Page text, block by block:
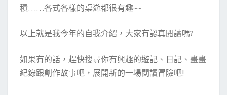
積……各式各樣的桌遊都很有趣~~
以上就是我今年的自我介紹，大家有認真閱讀嗎?
如果有的話，趕快搜尋你有興趣的遊記、日記、畫畫
紀錄跟創作故事吧，展開新的一場閱讀冒險吧!